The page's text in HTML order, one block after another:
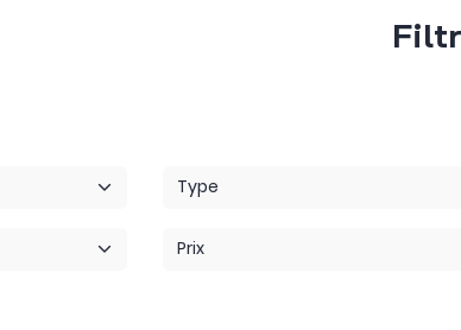
Type
Prix